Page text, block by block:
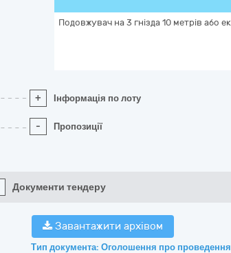
Подовжувач на 3 гнізда 10 метрів або
+ Інформація по лоту
- Пропозиції
Документи тендеру
Завантажити архівом
Тип документа: Оголошення про проведення